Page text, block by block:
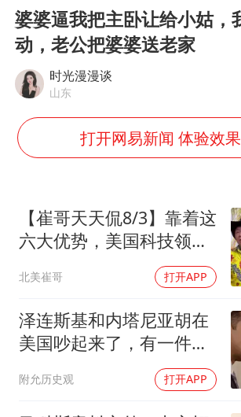
感觉全东北都在
中央气象台发布
金饰克价大幅跳
关之琳否认与27
对话重庆地铁吐
奋进开新局 实
婆婆逼我把主卧让给小姑，
动，老公把婆婆送老家
时光漫漫谈
山东
打开网易新闻 体验效
【崔哥天天侃8/3】靠着这
六大优势，美国科技领军
北美崔哥 打开APP
泽连斯基和内塔尼亚胡在
美国吵起来了，有一件事
附允历史观 打开APP